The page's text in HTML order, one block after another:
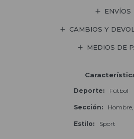
ENVÍOS
CAMBIOS Y
MEDIOS DE
Deporte Fútbol
Sección
Estilo Sport